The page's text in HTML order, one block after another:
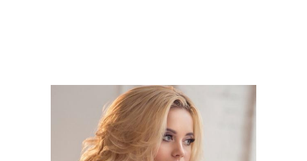
Макияж для блондинок
Макияж для ярких